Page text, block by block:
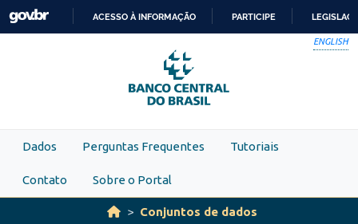
Skip to main content
PARA
O
CONTEÚDO
ACESSO À INFORMAÇÃO PARTICIPE
ENGLISH
Dados Perguntas Frequentes Tutoriais
Contato Sobre o Portal
Conjuntos de dados